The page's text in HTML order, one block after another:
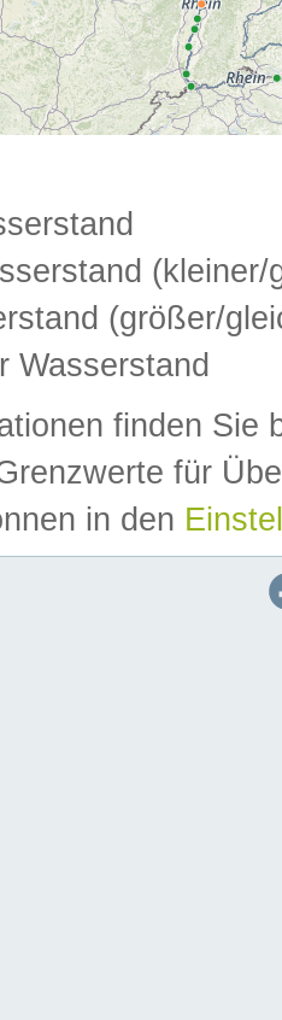
(kleiner/
(größer/
Wasserstand
finden Sie
für
in den